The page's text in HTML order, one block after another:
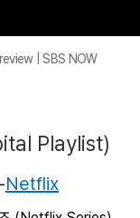
| SBS NOW
Playlist)
Netflix